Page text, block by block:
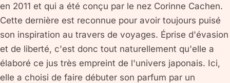
en 2011 et qui a été conçu par le nez Corinne Cachen.
Cette dernière est reconnue pour avoir toujours puisé
son inspiration au travers de voyages. Éprise d'évasion
et de liberté, c'est donc tout naturellement qu'elle a
élaboré ce jus très empreint de l'univers japonais. Ici,
elle a choisi de faire débuter son parfum par un